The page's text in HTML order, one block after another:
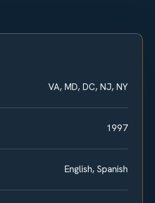
VA, MD, DC, NJ, NY
1997
English, Spanish